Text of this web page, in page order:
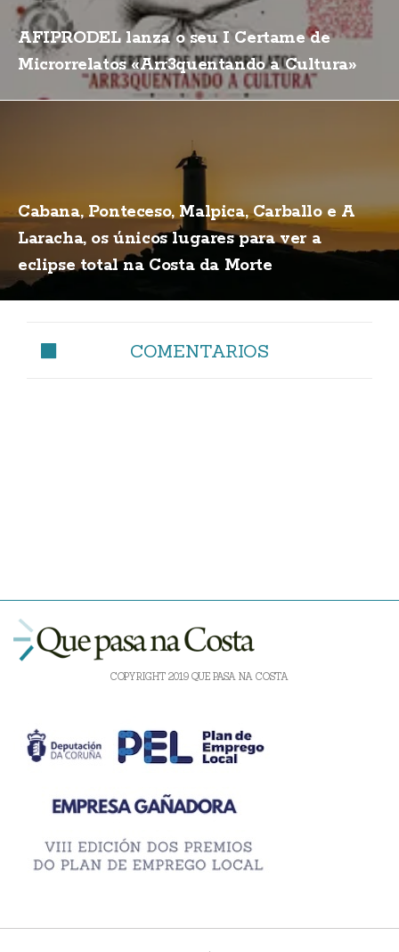
AFIPRODEL lanza o seu I Certame de
Microrrelatos «Arr3quentando a Cultura»
Cabana, Ponteceso, Malpica, Carballo e A
Laracha, os únicos lugares para ver a
eclipse total na Costa da Morte
COMENTARIOS
COPYRIGHT 2019 QUE PASA NA COSTA